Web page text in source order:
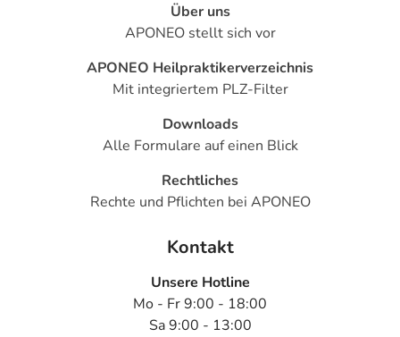
Über uns
APONEO stellt sich vor
APONEO Heilpraktikerverzeichnis
Mit integriertem PLZ-Filter
Downloads
Alle Formulare auf einen Blick
Rechtliches
Rechte und Pflichten bei APONEO
Kontakt
Unsere Hotline
Mo - Fr 9:00 - 18:00
Sa 9:00 - 13:00